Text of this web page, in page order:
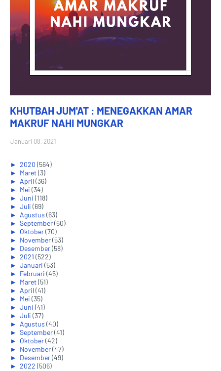
KHUTBAH JUM'AT : MENEGAKKAN AMAR
MAKRUF NAHI MUNGKAR
Januari 08, 2021
► 2020 (564)
► Maret(3)
► April(36)
► Mei (34)
► Juni (118)
► Juli (69)
► Agustus (63)
► September(60)
► Oktober(70)
► November(53)
► Desember(58)
► 2021 (522)
► Januari (53)
► Februari (45)
► Maret(51)
► April(41)
► Mei (35)
► Juni (41)
► Juli (37)
► Agustus (40)
► September(41)
► Oktober(42)
► November(47)
► Desember(49)
► 2022 (506)